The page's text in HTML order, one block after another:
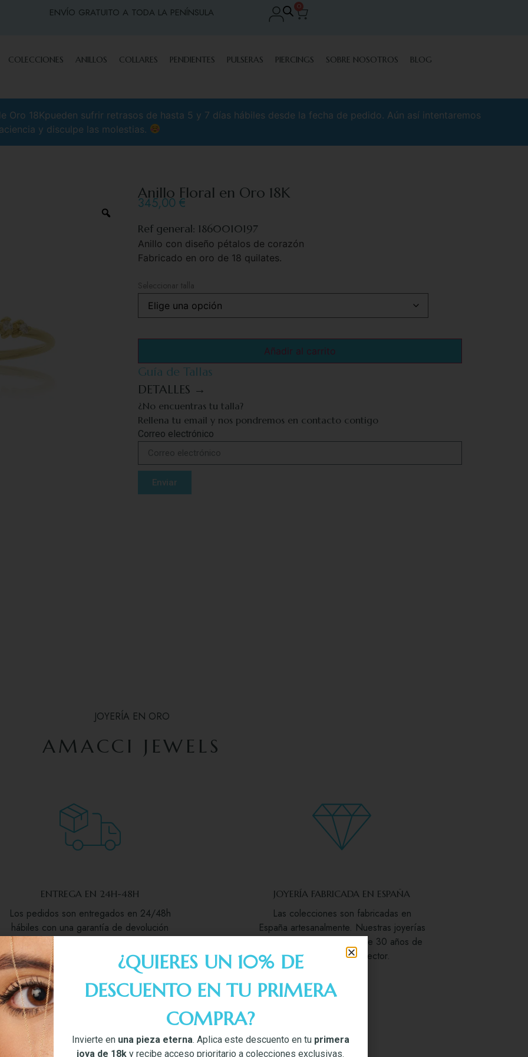
ENVÍO GRATUITO A TODA LA PENÍNSULA 0
COLECCIONES ANILLOS COLLARES PENDIENTES PULSERAS PIERCINGS SOBRE NOSOTROS BLOG
18Kpueden sufrir retrasos de hasta 5 y 7 días hábiles desde la fecha de pedido. Aún así intentaremos
y disculpe las molestias.
Anillo Floral en Oro 18K
345,00 €
Ref general: 1860010197
Anillo con diseño pétalos de corazón
Fabricado en oro de 18 quilates.
Añadir al carrito
Guía de Tallas
DETALLES →
¿No encuentras tu talla?
Rellena tu email y nos pondremos en contacto contigo
Correo electrónico
Enviar
JOYERÍA EN ORO
AMACCI JEWELS
ENTREGA EN 24H-48H
Los pedidos son entregados en 24/48h
hábiles con una garantía de devolución
de 14 días desde la fecha de la compra
JOYERÍA FABRICADA EN ESPAÑA
Las colecciones son fabricadas en
España artesanalmente. Nuestras joyerías
vienen avaladas por más de 30 años de
experiencia en el sector.
¿QUIERES UN 10% DE
DESCUENTO EN TU PRIMERA
COMPRA?
Invierte en una pieza eterna. Aplica este descuento en tu primera
joya de 18k y recibe acceso prioritario a colecciones exclusivas.